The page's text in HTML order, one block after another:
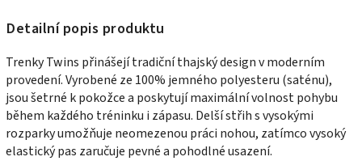
Detailní popis produktu
Trenky Twins přinášejí tradiční thajský design v moderním
provedení. Vyrobené ze 100% jemného polyesteru (saténu),
jsou šetrné k pokožce a poskytují maximální volnost pohybu
během každého tréninku i zápasu. Delší střih s vysokými
rozparky umožňuje neomezenou práci nohou, zatímco vysoký
elastický pas zaručuje pevné a pohodlné usazení.